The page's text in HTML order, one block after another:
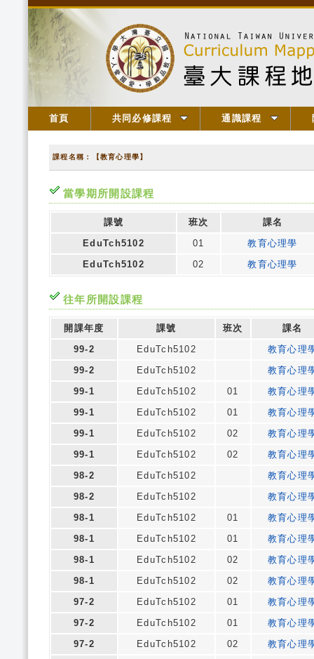
首頁 共同必修課程 通識課程
課程名稱：【教育心理學】
當學期所開設課程
課號 班次
課名
EduTch5102
01
教育心理學
EduTch5102
02 教育心理學
往年所開設課程
開課年度 課號 班次
課名
99-2
EduTch5102
教育心理
99-2
EduTch5102
教育心理
99-1
EduTch5102 01
教育心理
99-1
EduTch5102 01
教育心理
99-1
EduTch5102 02
教育心理
99-1
EduTch5102 02
教育心理
98-2
EduTch5102
教育心理
98-2
EduTch5102
教育心理
98-1
EduTch5102 01
教育心理
98-1
EduTch5102 01
教育心理
98-1
EduTch5102 02
教育心理
98-1
EduTch5102 02
教育心理
97-2
EduTch5102 01
教育心理
97-2
EduTch5102 01
教育心理
97-2
EduTch5102 02
教育心理